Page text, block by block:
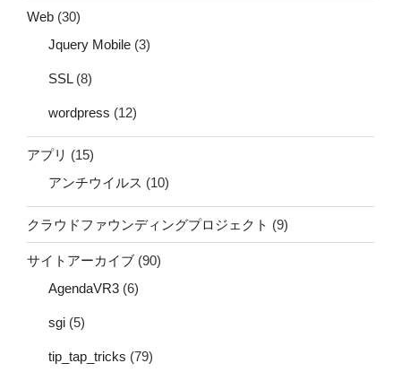
Web (30)
Jquery Mobile (3)
SSL(8)
wordpress (12)
アプリ (15)
アンチウイルス (10)
クラウドファウンディングプロジェクト (9)
サイトアーカイブ (90)
AgendaVR3 (6)
sgi (5)
tip_tap_tricks (79)